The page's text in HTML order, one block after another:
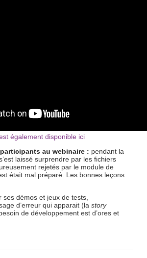
également disponible ici
au webinaire : pendant la
laissé surprendre par les fichiers
rejetés par le module de
était mal préparé. Les bonnes leçons
ses démos et jeux de tests,
d’erreur qui apparait (la story
de développement est d’ores et